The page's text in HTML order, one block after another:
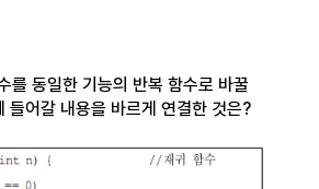
를 동일한 기능의 반복 함수로 바꿀
들어갈 내용을 바르게 연결한 것은?